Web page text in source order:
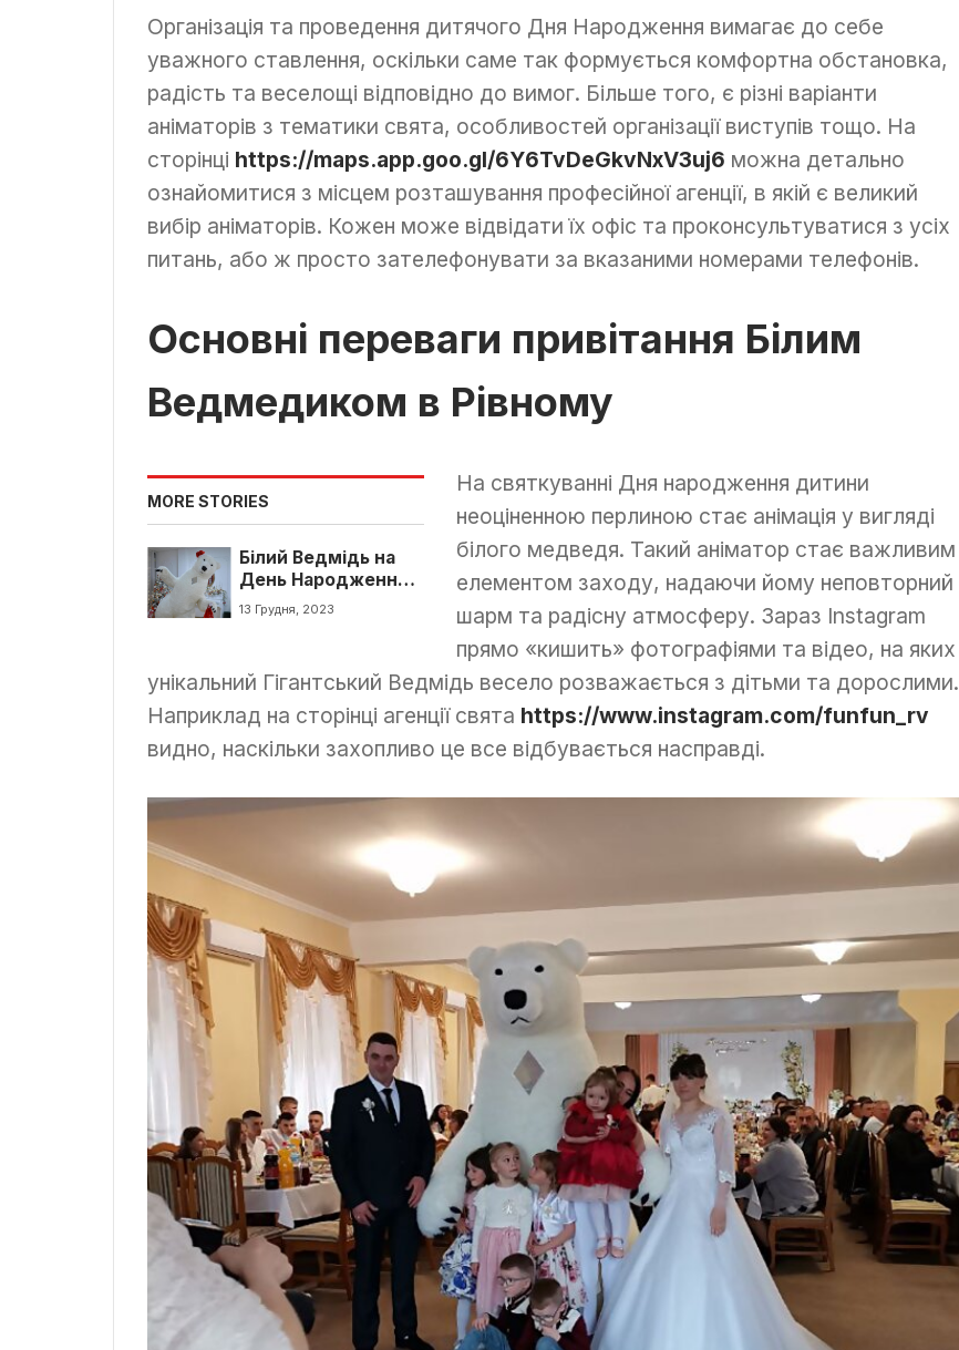
Організація та проведення дитячого Дня Народження вимагає до себе
уважного ставлення, оскільки саме так формується комфортна обстановка,
радість та веселощі відповідно до вимог. Більше того, є різні варіанти
аніматорів з тематики свята, особливостей організації виступів тощо. На
сторінці https://maps.app.goo.gl/6Y6TvDeGkvNxV3uj6 можна детально
ознайомитися з місцем розташування професійної агенції, в якій є великий
вибір аніматорів. Кожен може відвідати їх офіс та проконсультуватися з усіх
питань, або ж просто зателефонувати за вказаними номерами телефонів.
Основні переваги привітання Білим
Ведмедиком в Рівному
MORE STORIES
Білий Ведмідь на
День Народження.
Привітання в
13 Грудня, 2023
На святкуванні Дня народження дитини
неоціненною перлиною стає анімація у вигляді
білого медведя. Такий аніматор стає важливим
елементом заходу, надаючи йому неповторний
шарм та радісну атмосферу. Зараз Instagram
прямо «кишить» фотографіями та відео, на яких
унікальний Гігантський Ведмідь весело розважається з дітьми та дорослими.
Наприклад на сторінці агенції свята https://www.instagram.com/funfun_rv
видно, наскільки захопливо це все відбувається насправді.